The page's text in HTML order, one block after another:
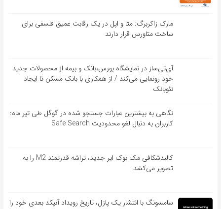
مارک زاکربرگ: متا و اپل در یک رقابت عمیق فلسفی برای
ساخت متاورس قرار دارند
آی‌تی‌ساز در نمایشگاه بورس،بانک و بیمه از محصولات جدید
خود رونمایی می‌کند / از همکاری با بانک مسکن تا ایجاد
نئوبانک
نگاهی به بیشترین عبارات جستجو شده در گوگل طی تیر ماه:
کاربران به دنبال لغو محدودیت Safe Search
کالبدشکافی مک بوک ایر جدید، تراشه قدرتمند M2 را به
تصویر می‌کشد
سامسونگ با انتشار یک پازل، تاریخ رویداد آنپکد بعدی خود را